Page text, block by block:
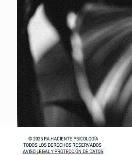
© 2025P.A.HACIENTE PSICOLOGÍA
TODOS LOS DERECHOS RESERVADOS
AVISO LEGAL Y PROTECCIÓN DE DATOS